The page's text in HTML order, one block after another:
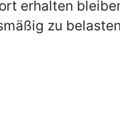
erhalten
zu